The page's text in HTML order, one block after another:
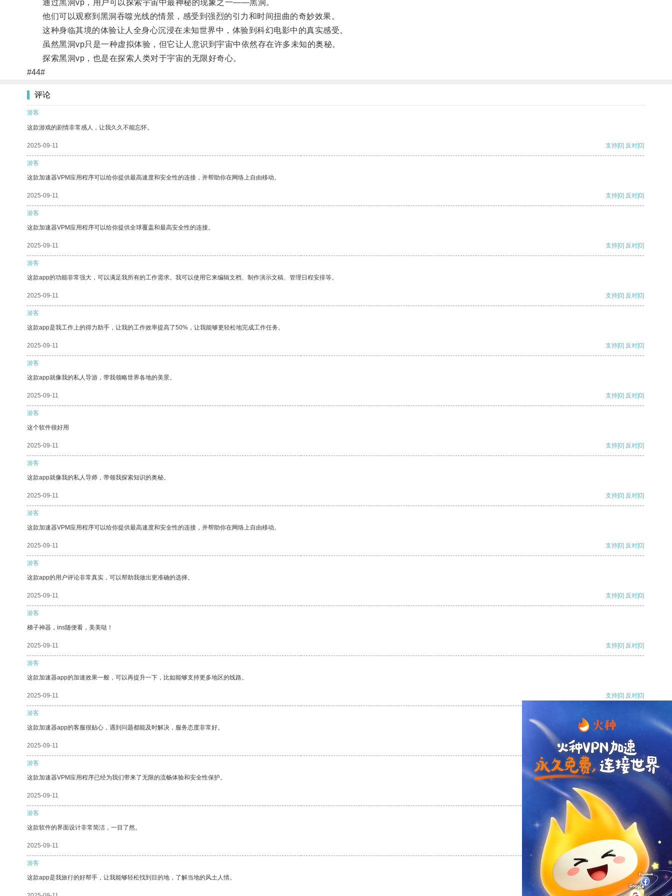
通过黑洞vp，用户可以探索宇宙中最神秘的现象之一——黑洞。
他们可以观察到黑洞吞噬光线的情景，感受到强烈的引力和时间扭曲的奇妙效果。
这种身临其境的体验让人全身心沉浸在未知世界中，体验到科幻电影中的真实感受。
虽然黑洞vp只是一种虚拟体验，但它让人意识到宇宙中依然存在许多未知的奥秘。
探索黑洞vp，也是在探索人类对于宇宙的无限好奇心。
#44#
评论
游客
这款游戏的剧情非常感人，让我久久不能忘怀。
2025-09-11 支持[0] 反对[0]
游客
这款加速器VPM应用程序可以给你提供最高速度和安全性的连接，并帮助你在网络上自由移动。
2025-09-11 支持[0] 反对[0]
游客
这款加速器VPM应用程序可以给你提供全球覆盖和最高安全性的连接。
2025-09-11 支持[0] 反对[0]
游客
这款app的功能非常强大，可以满足我所有的工作需求。我可以使用它来编辑文档、制作演示文稿、管理日程安排等。
2025-09-11 支持[0] 反对[0]
游客
这款app是我工作上的得力助手，让我的工作效率提高了50%，让我能够更轻松地完成工作任务。
2025-09-11 支持[0] 反对[0]
游客
这款app就像我的私人导游，带我领略世界各地的美景。
2025-09-11 支持[0] 反对[0]
游客
这个软件很好用
2025-09-11 支持[0] 反对[0]
游客
这款app就像我的私人导师，带领我探索知识的奥秘。
2025-09-11 支持[0] 反对[0]
游客
这款加速器VPM应用程序可以给你提供最高速度和安全性的连接，并帮助你在网络上自由移动。
2025-09-11 支持[0] 反对[0]
游客
这款app的用户评论非常真实，可以帮助我做出更准确的选择。
2025-09-11 支持[0] 反对[0]
游客
梯子神器，ins随便看，美美哒！
2025-09-11 支持[0] 反对[0]
游客
这款加速器app的加速效果一般，可以再提升一下，比如能够支持更多地区的线路。
2025-09-11 支持[0] 反对[0]
游客
这款加速器app的客服很贴心，遇到问题都能及时解决，服务态度非常好。
2025-09-11 支持[0] 反对
游客
这款加速器VPM应用程序已经为我们带来了无限的流畅体验和安全性保护。
2025-09-11 支持
游客
这款软件的界面设计非常简洁，一目了然。
2025-09-11 反对 [0]
游客
这款app是我旅行的好帮手，让我能够轻松找到目的地，了解当地的风土人情。